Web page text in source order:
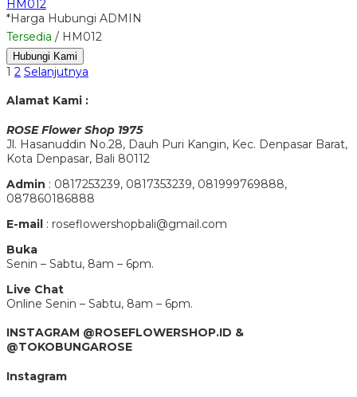
HM012
*Harga Hubungi ADMIN
Tersedia / HM012
Hubungi Kami
1 2 Selanjutnya
Alamat Kami :
ROSE Flower Shop 1975
Jl. Hasanuddin No.28, Dauh Puri Kangin, Kec. Denpasar Barat,
Kota Denpasar, Bali 80112
Admin : 0817253239, 0817353239, 081999769888,
087860186888
E-mail : roseflowershopbali@gmail.com
Buka
Senin – Sabtu, 8am – 6pm.
Live Chat
Online Senin – Sabtu, 8am – 6pm.
INSTAGRAM @ROSEFLOWERSHOP.ID &
@TOKOBUNGAROSE
Instagram